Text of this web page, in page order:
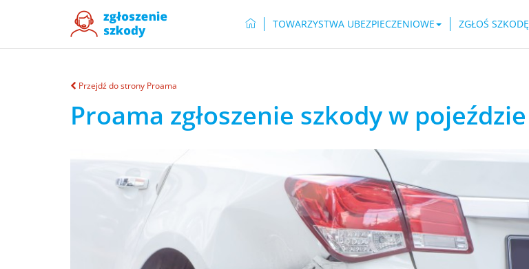
TOWARZYSTWA UBEZPIECZENIOWE ZGŁOŚ SZKODĘ
Przejdź do strony Proama
Proama zgłoszenie szkody w pojeździe